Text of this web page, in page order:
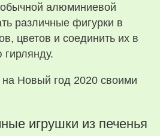
алюминиевой
различные фигурки в
цветов и соединить их в
игрушки из печенья